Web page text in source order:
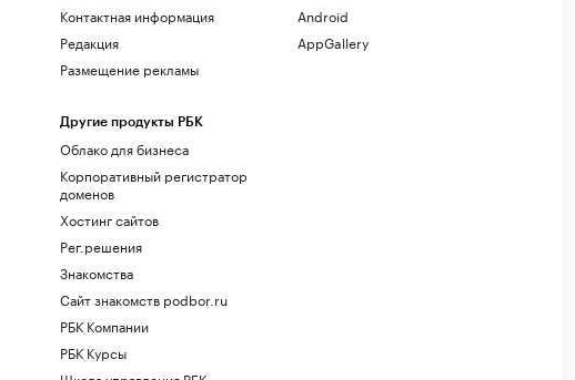
Контактная информация
Редакция
Размещение рекламы
Другие продукты РБК
Облако для бизнеса
Корпоративный регистратор
доменов
Хостинг сайтов
Рег.решения
Знакомства
Сайт знакомств podbor.ru
РБК Компании
РБК Курсы
Android
AppGallery